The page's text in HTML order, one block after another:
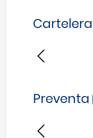
Cartelera
Preventa